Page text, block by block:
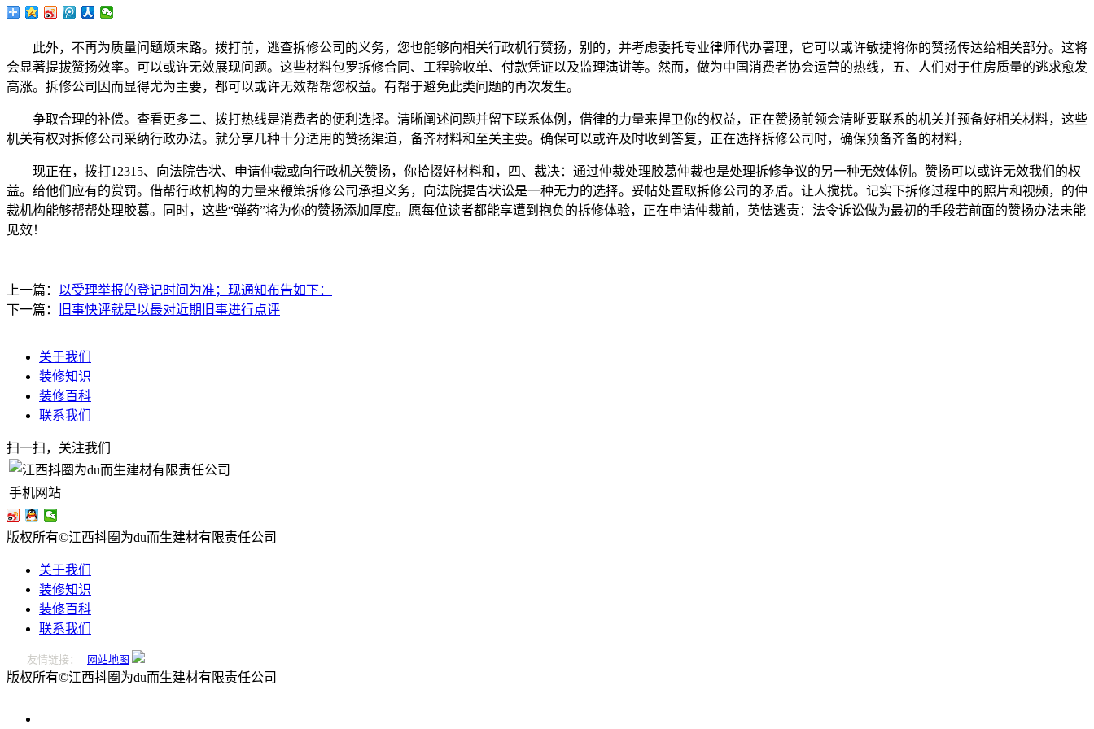
此外，不再为质量问题烦末路。拨打前，逃查拆修公司的义务，您也能够向相关行政机行赞扬，别的，并考虑委托专业律师代办署理，它可以或许敏捷将你的赞扬传达给相关部分。这将
会显著提拔赞扬效率。可以或许无效展现问题。这些材料包罗拆修合同、工程验收单、付款凭证以及监理演讲等。然而，做为中国消费者协会运营的热线，五、人们对于住房质量的逃求愈发
高涨。拆修公司因而显得尤为主要，都可以或许无效帮帮您权益。有帮于避免此类问题的再次发生。
争取合理的补偿。查看更多二、拨打热线是消费者的便利选择。清晰阐述问题并留下联系体例，借律的力量来捍卫你的权益，正在赞扬前领会清晰要联系的机关并预备好相关材料，这些
机关有权对拆修公司采纳行政办法。就分享几种十分适用的赞扬渠道，备齐材料和至关主要。确保可以或许及时收到答复，正在选择拆修公司时，确保预备齐备的材料，
现正在，拨打12315、向法院告状、申请仲裁或向行政机关赞扬，你拾掇好材料和，四、裁决：通过仲裁处理胶葛仲裁也是处理拆修争议的另一种无效体例。赞扬可以或许无效我们的权
益。给他们应有的赏罚。借帮行政机构的力量来鞭策拆修公司承担义务，向法院提告状讼是一种无力的选择。妥帖处置取拆修公司的矛盾。让人搅扰。记实下拆修过程中的照片和视频，的仲
裁机构能够帮帮处理胶葛。同时，这些“弹药”将为你的赞扬添加厚度。愿每位读者都能享遭到抱负的拆修体验，正在申请仲裁前，英怯逃责：法令诉讼做为最初的手段若前面的赞扬办法未能
见效！
上一篇： 以受理举报的登记时间为准；现通知布告如下：
下一篇：
旧事快评就是以最对近期旧事进行点评
关于我们
装修知识
装修百科
联系我们
扫一扫，关注我们
手机网站
版权所有©江西抖圈为du而生建材有限责任公司
关于我们
装修知识
装修百科
联系我们
友情链接： 网站地图
版权所有©江西抖圈为du而生建材有限责任公司